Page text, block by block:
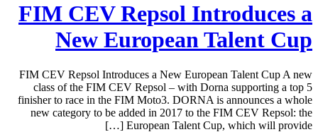
FIM CEV Repsol Introduces a
New European Talent Cup
FIM CEV Repsol Introduces a New European Talent Cup A new
class of the FIM CEV Repsol – with Dorna supporting a top 5
finisher to race in the FIM Moto3. DORNA is announces a whole
new category to be added in 2017 to the FIM CEV Repsol: the
European Talent Cup, which will provide […]